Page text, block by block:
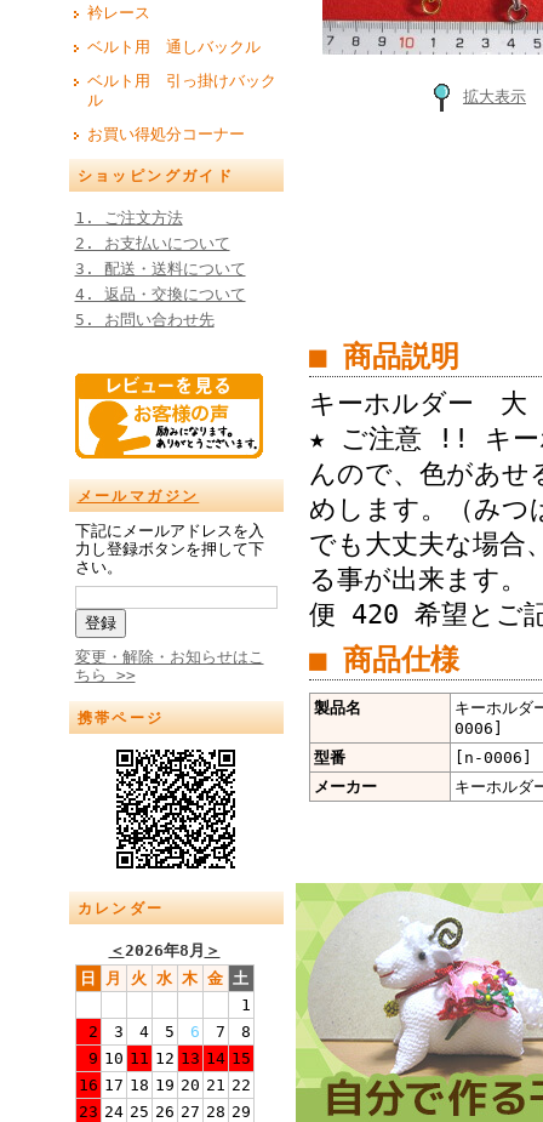
衿レース
ベルト用 通しバックル
ベルト用 引っ掛けバック
ル
お買い得処分コーナー
ショッピングガイド
1. ご注文方法
2. お支払いについて
3. 配送・送料について
4. 返品・交換について
5. お問い合わせ先
メールマガジン
下記にメールアドレスを入
力し登録ボタンを押して下
さい。
変更・解除・お知らせはこ
ちら >>
携帯ページ
カレンダー
＜2026年8月 ＞
日
月 火 水 木 金 土
1
2
3 4 5 6 7
8
9 10 11 12 13 14 15
16 17 18 19 20 21 22
23 24 25 26 27 28 29
拡大表示
■ 商品説明
キーホルダー
★ ご注意 !! キー
んので、色があ
めします。（
でも大丈夫な場
る事が出来ます
便 420 希望とご
■ 商品仕様
製品名
キーホル
0006]
型番
[n-0006]
メーカー
キーホルダ